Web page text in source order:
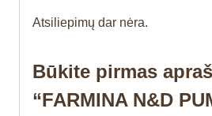
Atsiliepimų dar nėra.
Būkite pirmas
“FARMINA N&D